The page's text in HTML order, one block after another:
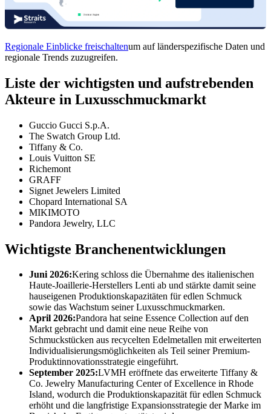
Regionale Einblicke freischaltenum auf länderspezifische Daten und
regionale Trends zuzugreifen.
Liste der wichtigsten und aufstrebenden
Akteure in Luxusschmuckmarkt
Guccio Gucci S.p.A.
The Swatch Group Ltd.
Tiffany & Co.
Louis Vuitton SE
Richemont
GRAFF
Signet Jewelers Limited
Chopard International SA
MIKIMOTO
Pandora Jewelry, LLC
Wichtigste Branchenentwicklungen
Juni 2026:Kering schloss die Übernahme des italienischen
Haute-Joaillerie-Herstellers Lenti ab und stärkte damit seine
hauseigenen Produktionskapazitäten für edlen Schmuck
sowie das Wachstum seiner Luxusschmuckmarken.
April 2026:Pandora hat seine Essence Collection auf den
Markt gebracht und damit eine neue Reihe von
Schmuckstücken aus recycelten Edelmetallen mit erweiterten
Individualisierungsmöglichkeiten als Teil seiner Premium-
Produktinnovationsstrategie eingeführt.
September 2025:LVMH eröffnete das erweiterte Tiffany &
Co. Jewelry Manufacturing Center of Excellence in Rhode
Island, wodurch die Produktionskapazität für edlen Schmuck
erhöht und die langfristige Expansionsstrategie der Marke im